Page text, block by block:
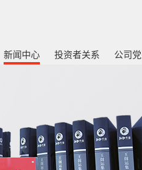
新闻中心 投资者关系 公司